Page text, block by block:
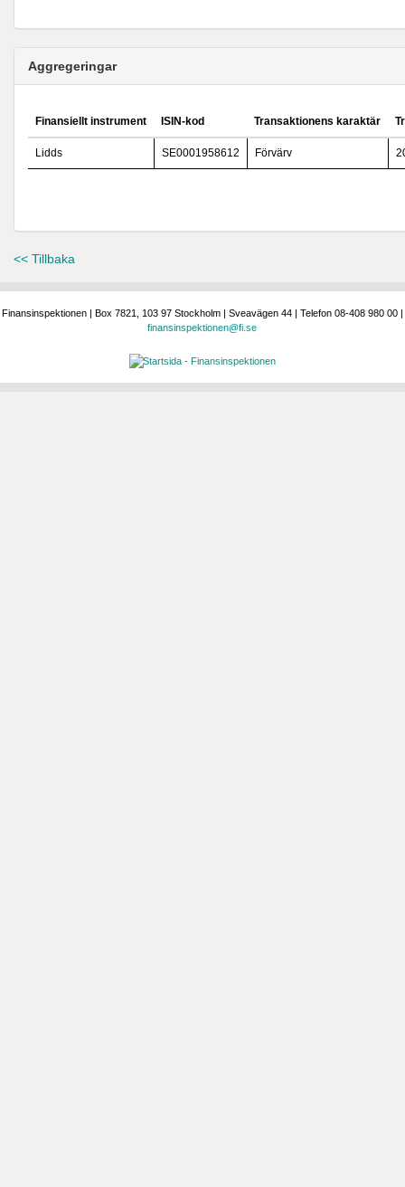
Aggregeringar
Finansiellt instrument ISIN-kod Transaktionens karaktär
Lidds SE0001958612 Förvärv
<< Tillbaka
Finansinspektionen | Box 7821, 103 97 Stockholm | Sveavägen 44 | Telefon 08-408 980 00 |
finansinspektionen@fi.se